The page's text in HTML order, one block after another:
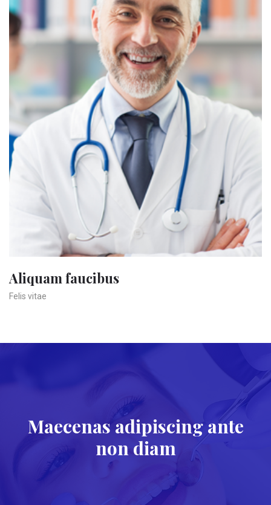
Aliquam faucibus
Felis vitae
Maecenas adipiscing ante
non diam